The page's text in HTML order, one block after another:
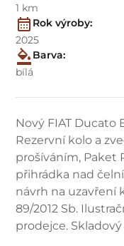
1 km
Rok výroby:
2025
Barva:
bílá
Nový FIAT Ducato
Rezervní kolo a
prošíváním, Paket
přihrádka nad
návrh na uzavření
89/2012 Sb.
prodejce.